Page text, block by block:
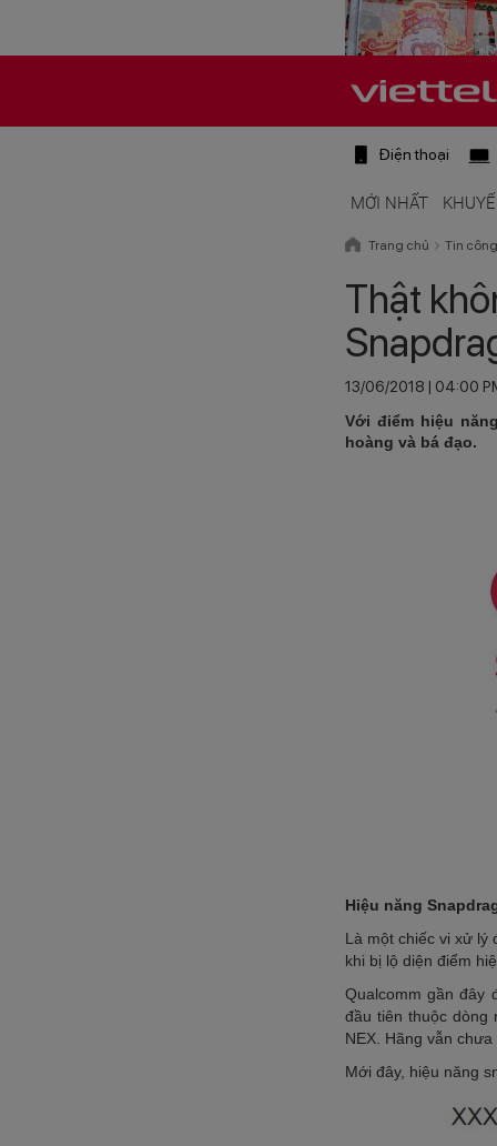
Điện thoại
MỚI NHẤT
Trang chủ Tin
Thật
13/06/2018 | 04:00
Với điểm hiệu
hoàng và bá đạo.
Hiệu năng
Là một chiếc vi xử lý
khi bị lộ diện điểm
Qualcomm gần đây
đầu tiên thuộc dòng
NEX. Hãng vẫn
Mới đây, hiệu năng